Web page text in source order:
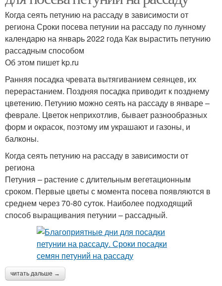
Когда сеять петунию на рассаду в зависимости от
региона Сроки посева петунии на рассаду по лунному
календарю на январь 2022 года Как вырастить петунию
рассадным способом
Об этом пишет kp.ru
Ранняя посадка чревата вытягиванием сеянцев, их
перерастанием. Поздняя посадка приводит к позднему
цветению. Петунию можно сеять на рассаду в январе –
феврале. Цветок неприхотлив, бывает разнообразных
форм и окрасок, поэтому им украшают и газоны, и
балконы.
Когда сеять петунию на рассаду в зависимости от
региона
Петуния – растение с длительным вегетационным
сроком. Первые цветы с момента посева появляются в
среднем через 70-80 суток. Наиболее подходящий
способ выращивания петунии – рассадный.
читать дальше →